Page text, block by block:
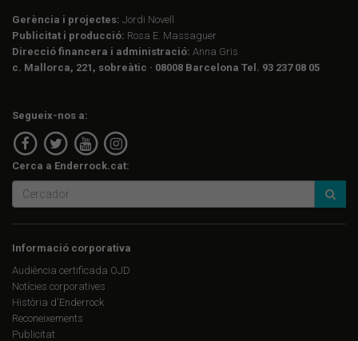
Gerència i projectes: Jordi Novell
Publicitat i producció: Rosa E. Massaguer
Direcció financera i administració: Anna Gris
c. Mallorca, 221, sobreàtic · 08008 Barcelona Tel. 93 237 08 05
Segueix-nos a:
Cerca a Enderrock.cat:
Informació corporativa
Audiència certificada OJD
Notícies corporatives
Història d'Enderrock
Reconeixements
Publicitat